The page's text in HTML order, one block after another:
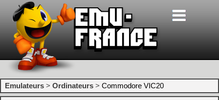
Emulateurs > Ordinateurs > Commodore VIC20